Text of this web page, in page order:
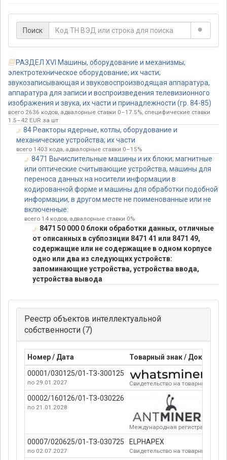
Поиск
РАЗДЕЛ XVI Машины, оборудование и механизмы;
электротехническое оборудование; их части;
звукозаписывающая и звуковоспроизводящая аппаратура,
аппаратура для записи и воспроизведения телевизионного
изображения и звука, их части и принадлежности (гр. 84-85)
всего 2636 кодов, адвалорные ставки 0–17.5%, специфические ставки
1.5–42 EUR за шт
84 Реакторы ядерные, котлы, оборудование и
механические устройства; их части
всего 1403 кода, адвалорные ставки 0–15%
8471 Вычислительные машины и их блоки; магнитные
или оптические считывающие устройства, машины для
переноса данных на носители информации в
кодированной форме и машины для обработки подобной
информации, в другом месте не поименованные или не
включенные:
всего 14 кодов, адвалорные ставки 0%
8471 50 000 0 блоки обработки данных, отличные
от описанных в субпозиции 8471 41 или 8471 49,
содержащие или не содержащие в одном корпусе
одно или два из следующих устройств:
запоминающие устройства, устройства ввода,
устройства вывода
Реестр объектов интеллектуальной
собственности (7)
Номер / Дата
Товарный знак / Документ
00001/030125/01-ТЗ-300125
по 29.01.2027 Свидетельство на товарный
00002/160126/01-ТЗ-030226
по 21.01.2028
Международная регистрация№
00007/020625/01-ТЗ-030725
по 02.07.2027
ELPHAPEX
Свидетельство на товарный